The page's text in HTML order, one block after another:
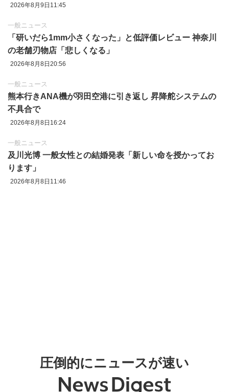
2026年8月9日11:45
一般ニュース
「研いだら1mm小さくなった」と低評価レビュー 神奈川
の老舗刃物店「悲しくなる」
2026年8月8日20:56
一般ニュース
熊本行きANA機が羽田空港に引き返し 昇降舵システムの
不具合で
2026年8月8日16:24
一般ニュース
及川光博 一般女性との結婚発表「新しい命を授かってお
ります」
2026年8月8日11:46
圧倒的にニュースが速い